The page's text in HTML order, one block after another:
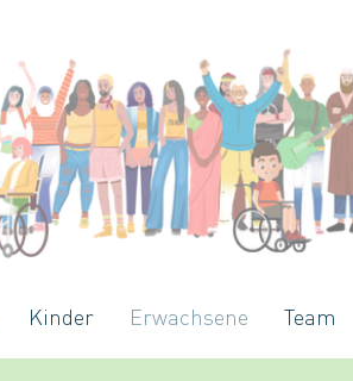
Kinder Erwachsene Team